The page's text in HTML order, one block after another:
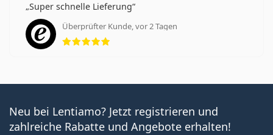
Super schnelle Lieferung
Überprüfter Kunde, vor 2 Tagen
Bewertung 5 aus 5
Neu bei Lentiamo? Jetzt registrieren und
zahlreiche Rabatte und Angebote erhalten!